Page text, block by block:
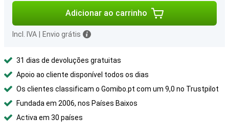
Adicionar ao carrinho
Incl. IVA Envio grátis
31 dias de devoluções gratuitas
Apoio ao cliente disponível todos os dias
Os clientes classificam o Gomibo.pt com um 9,0 no Trustpilot
Fundada em 2006, nos Países Baixos
Activa em 30 países